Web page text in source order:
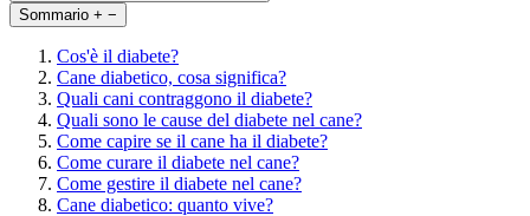
Sommario + −
Cos'è il diabete?
Cane diabetico, cosa significa?
Quali cani contraggono il diabete?
Quali sono le cause del diabete nel cane?
Come capire se il cane ha il diabete?
Come curare il diabete nel cane?
Come gestire il diabete nel cane?
Cane diabetico: quanto vive?